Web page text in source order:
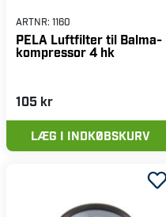
ARTNR: 1160
PELA Luftfilter til Balma-
kompressor 4 hk
105 kr
LÆG I INDKØBSKURV